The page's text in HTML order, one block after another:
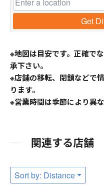
Get
※地図は目安です。正確で
承下さい。
※店舗の移転、閉鎖などで
ります。
※営業時間は季節により異
関連する店舗
Sort by: Distance